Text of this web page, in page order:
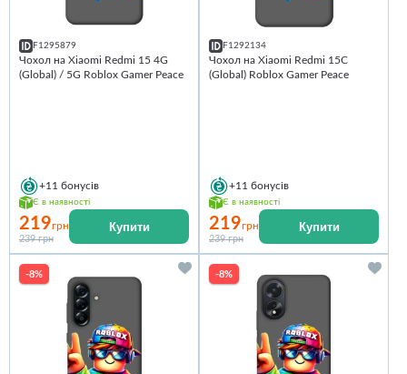
F1295879
Чохол на Xiaomi Redmi 15 4G
(Global) / 5G Roblox Gamer Peace
+11 бонусів
Є в наявності
219грн
239 грн
Купити
F1292134
Чохол на Xiaomi Redmi 15C
(Global) Roblox Gamer Peace
+11 бонусів
Є в наявності
219грн
239 грн
Купити
-8% -8%